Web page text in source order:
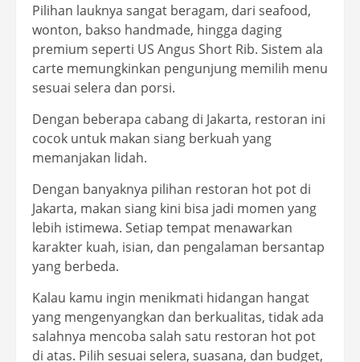
Pilihan lauknya sangat beragam, dari seafood,
wonton, bakso handmade, hingga daging
premium seperti US Angus Short Rib. Sistem ala
carte memungkinkan pengunjung memilih menu
sesuai selera dan porsi.
Dengan beberapa cabang di Jakarta, restoran ini
cocok untuk makan siang berkuah yang
memanjakan lidah.
Dengan banyaknya pilihan restoran hot pot di
Jakarta, makan siang kini bisa jadi momen yang
lebih istimewa. Setiap tempat menawarkan
karakter kuah, isian, dan pengalaman bersantap
yang berbeda.
Kalau kamu ingin menikmati hidangan hangat
yang mengenyangkan dan berkualitas, tidak ada
salahnya mencoba salah satu restoran hot pot
di atas. Pilih sesuai selera, suasana, dan budget,